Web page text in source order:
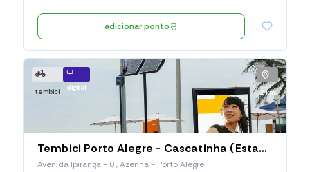
adicionar ponto
tembici digital
2 km
Tembici Porto Alegre - Cascatinha (Estação 024), Avenida Ipiranga
Avenida Ipiranga - 0 , Azenha - Porto Alegre